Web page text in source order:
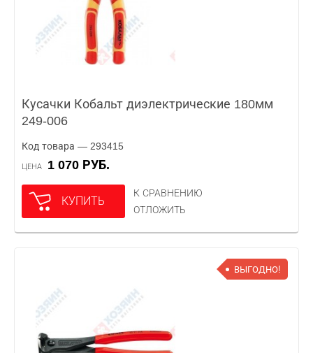
Кусачки Кобальт диэлектрические 180мм
249-006
Код товара — 293415
ЦЕНА 1 070 РУБ.
КУПИТЬ
К СРАВНЕНИЮ
ОТЛОЖИТЬ
ВЫГОДНО!